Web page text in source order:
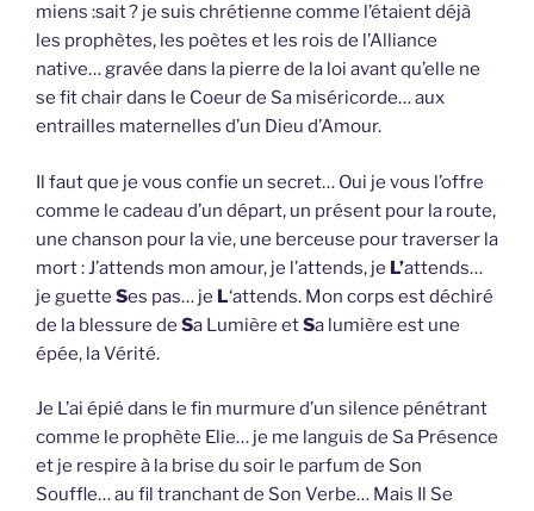
miens :sait ? je suis chrétienne comme l’étaient déjà
les prophètes, les poètes et les rois de l’Alliance
native… gravée dans la pierre de la loi avant qu’elle ne
se fit chair dans le Coeur de Sa miséricorde… aux
entrailles maternelles d’un Dieu d’Amour.
Il faut que je vous confie un secret… Oui je vous l’offre
comme le cadeau d’un départ, un présent pour la route,
une chanson pour la vie, une berceuse pour traverser la
mort : J’attends mon amour, je l’attends, je L’attends…
je guette Ses pas… je L‘attends. Mon corps est déchiré
de la blessure de Sa Lumière etSa lumière est une
épée, la Vérité.
Je L’ai épié dans le fin murmure d’un silence pénétrant
comme le prophète Elie… je me languis de Sa Présence
et je respire à la brise du soir le parfum de Son
Souffle… au fil tranchant de Son Verbe… Mais Il Se